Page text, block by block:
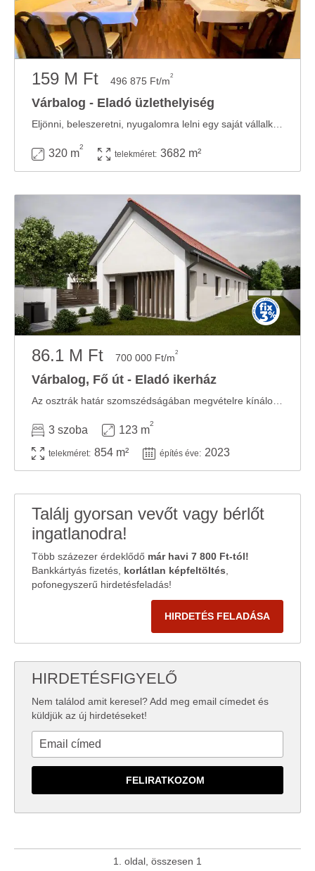
159 M Ft 496 875 Ft/m2
Várbalog - Eladó üzlethelyiség
320 m
2
telekméret: 3682 m²
86.1 M Ft 700 000 Ft/m2
Várbalog, Fő út - Eladó ikerház
3 szoba 123 m
2
telekméret: 854 m² építés éve: 2023
Találj gyorsan vevőt vagy bérlőt
ingatlanodra!
Több százezer érdeklődő már havi 7 800 Ft-tól!
Bankkártyás fizetés, korlátlan képfeltöltés
pofonegyszerű hirdetésfeladás!
HIRDETÉS FELADÁSA
HIRDETÉSFIGYELŐ
Nem találod amit keresel? Add meg email címedet és
küldjük az új hirdetéseket!
1. oldal, összesen 1